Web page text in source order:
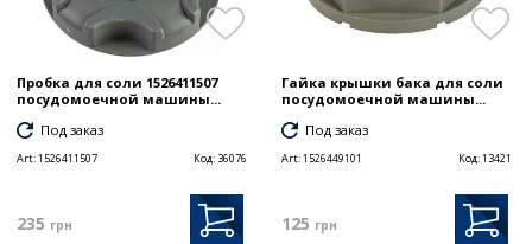
Пробка для соли 1526411507
посудомоечной машины...
Под заказ
Art:1526411507 Код: 36076
235 грн
Гайка крышки бака для соли
посудомоечной машины...
Под заказ
Art:1526449101 Код:13421
125 грн